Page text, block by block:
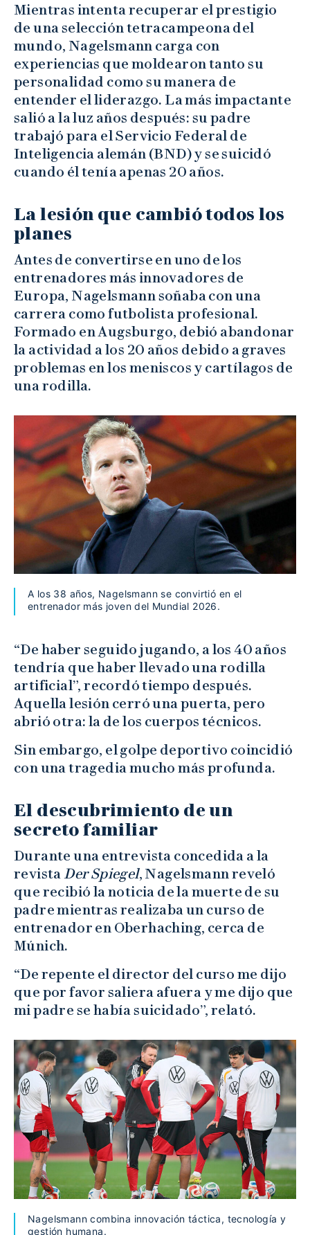
Mientras intenta recuperar el prestigio
de una selección tetracampeona del
mundo, Nagelsmann carga con
experiencias que moldearon tanto su
personalidad como su manera de
entender el liderazgo. La más impactante
salió a la luz años después: su padre
trabajó para el Servicio Federal de
Inteligencia alemán (BND) y se suicidó
cuando él tenía apenas 20 años.
La lesión que cambió todos los
planes
Antes de convertirse en uno de los
entrenadores más innovadores de
Europa, Nagelsmann soñaba con una
carrera como futbolista profesional.
Formado en Augsburgo, debió abandonar
la actividad a los 20 años debido a graves
problemas en los meniscos y cartílagos de
una rodilla.
A los 38 años, Nagelsmann se convirtió en el
entrenador más joven del Mundial 2026.
“De haber seguido jugando, a los 40 años
tendría que haber llevado una rodilla
artificial”, recordó tiempo después.
Aquella lesión cerró una puerta, pero
abrió otra: la de los cuerpos técnicos.
Sin embargo, el golpe deportivo coincidió
con una tragedia mucho más profunda.
El descubrimiento de un
secreto familiar
Durante una entrevista concedida a la
revistaDer Spiegel, Nagelsmann reveló
que recibió la noticia de la muerte de su
padre mientras realizaba un curso de
entrenador en Oberhaching, cerca de
Múnich.
“De repente el director del curso me dijo
que por favor saliera afuera y me dijo que
mi padre se había suicidado”, relató.
Nagelsmann combina innovación táctica, tecnología y
gestión humana.